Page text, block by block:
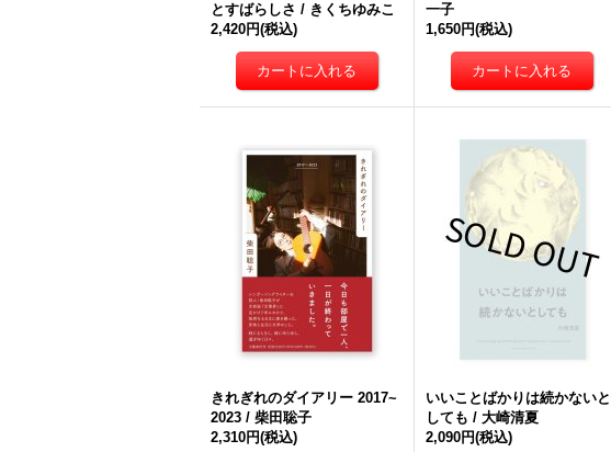
とすばらしさ / きくちゆみこ
2,420円(税込)
一子
1,650円(税込)
きれぎれのダイアリー 2017~
2023 / 柴田聡子
2,310円(税込)
いいことばかりは続かないと
しても / 大崎清夏
2,090円(税込)